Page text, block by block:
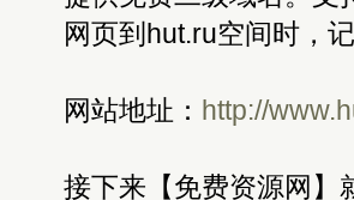
网页到hut.ru空间时，
网站地址： http://
接下来【免费资源网】